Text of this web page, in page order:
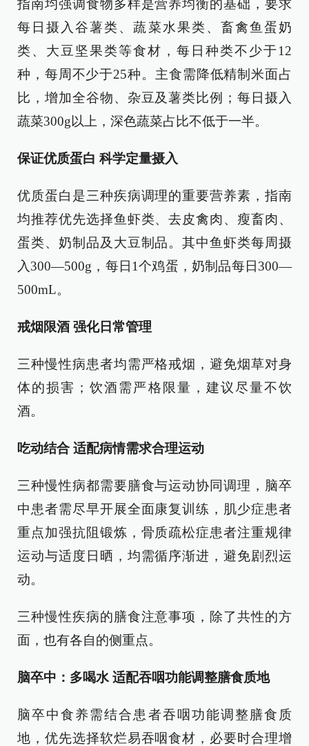
指南均强调食物多样是营养均衡的基础，要求
每日摄入谷薯类、蔬菜水果类、畜禽鱼蛋奶
类、大豆坚果类等食材，每日种类不少于12
种，每周不少于25种。主食需降低精制米面占
比，增加全谷物、杂豆及薯类比例；每日摄入
蔬菜300g以上，深色蔬菜占比不低于一半。
保证优质蛋白 科学定量摄入
优质蛋白是三种疾病调理的重要营养素，指南
均推荐优先选择鱼虾类、去皮禽肉、瘦畜肉、
蛋类、奶制品及大豆制品。其中鱼虾类每周摄
入300—500g，每日1个鸡蛋，奶制品每日300—
500mL。
戒烟限酒 强化日常管理
三种慢性病患者均需严格戒烟，避免烟草对身
体的损害；饮酒需严格限量，建议尽量不饮
酒。
吃动结合 适配病情需求合理运动
三种慢性病都需要膳食与运动协同调理，脑卒
中患者需尽早开展全面康复训练，肌少症患者
重点加强抗阻锻炼，骨质疏松症患者注重规律
运动与适度日晒，均需循序渐进，避免剧烈运
动。
三种慢性疾病的膳食注意事项，除了共性的方
面，也有各自的侧重点。
脑卒中：多喝水 适配吞咽功能调整膳食质地
脑卒中食养需结合患者吞咽功能调整膳食质
地，优先选择软烂易吞咽食材，必要时合理增